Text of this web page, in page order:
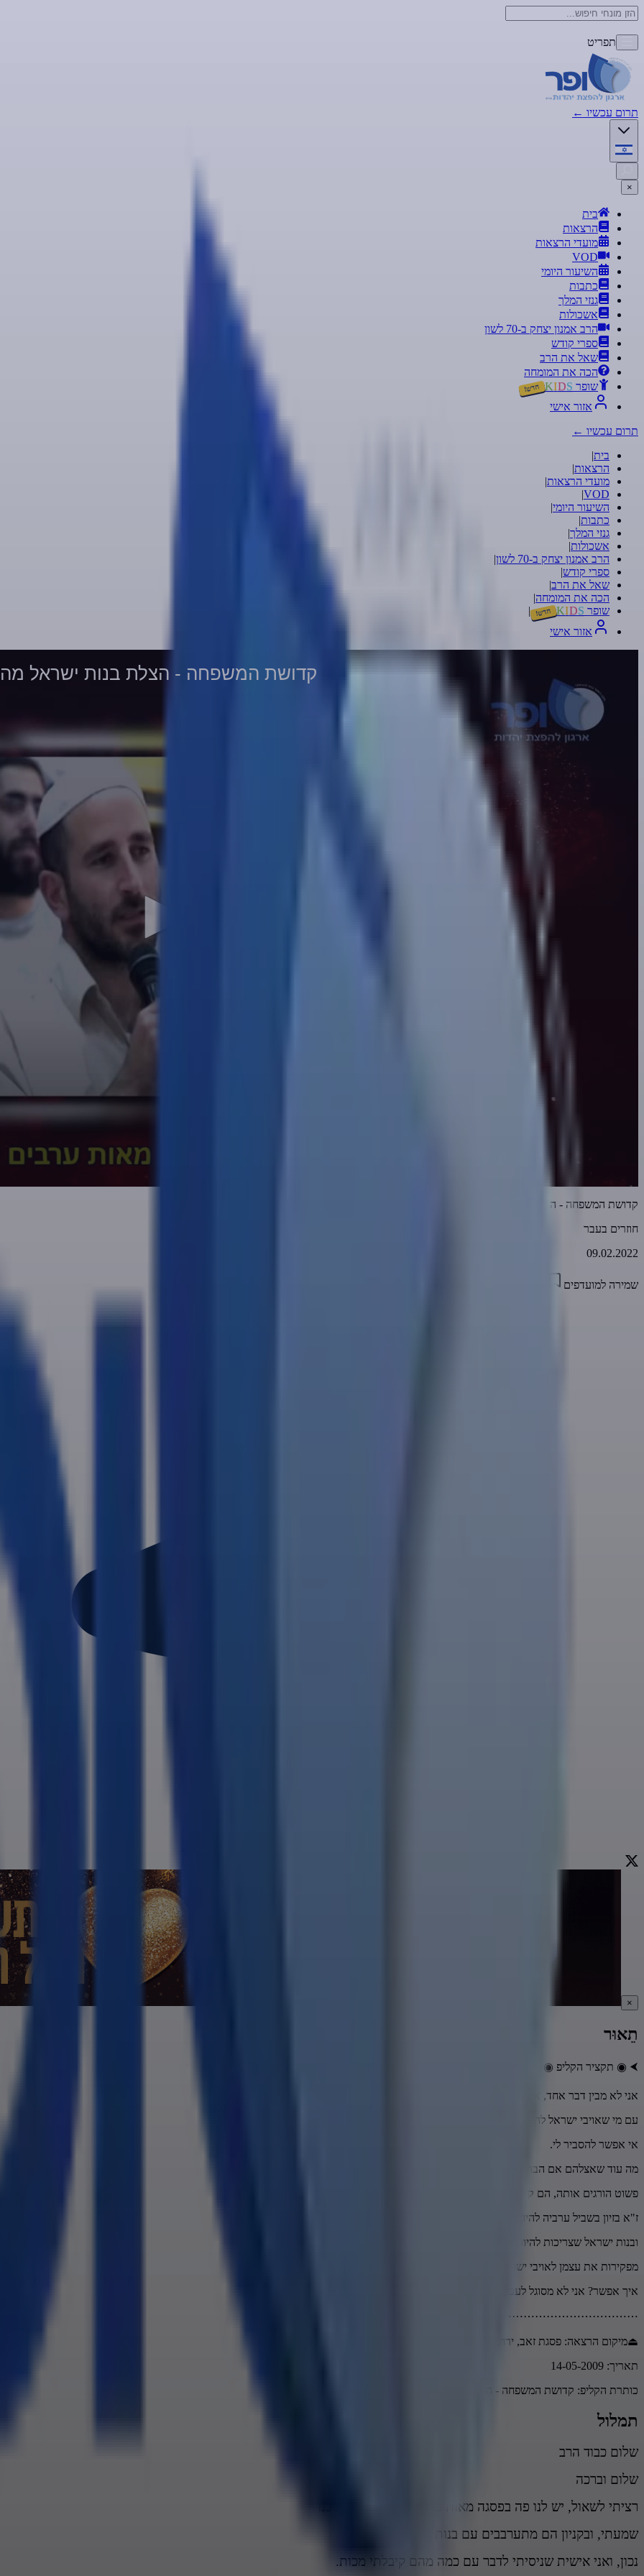
תפריט
תרום עכשיו ←
×
בית
הרצאות
מועדי הרצאות
VOD
השיעור היומי
כתבות
גנזי המלך
אשכולות
הרב אמנון יצחק ב-70 לשון
ספרי קודש
שאל את הרב
הכה את המומחה
שופר
KIDS חדש!
אזור אישי
תרום עכשיו ←
בית|
הרצאות|
מועדי הרצאות|
VOD
|
השיעור היומי|
כתבות|
גנזי המלך|
אשכולות|
הרב אמנון יצחק ב-70 לשון
|
ספרי קודש|
שאל את הרב|
הכה את המומחה|
שופר
KIDS חדש! |
אזור אישי
קדושת המשפחה - הצלת בנות ישראל מהאויבים [פסגת
קדושת המשפחה - הצלת בנות ישראל מהאויבים [פסגת זאב 2009] | חוזרים בעבר
חוזרים בעבר
09.02.2022
שמירה למועדפים
×
תֵאוּר
⮜ ◉ תקציר הקליפ ◉ ➤
אני לא מבין דבר אחד, איך בת ישראל מסוגלת
עם מי שאויבי ישראל להיות בחיבור, לא מבין את זה בכלל
אי אפשר להסביר לי.
מה עוד שאצלהם אם הבת שלהם תצא עם ישראלי הם הורגים אותה
פשוט הורגים אותה, הם קוראים לזה קדושת המשפחה.
ז"א בזיון בשביל ערביה להיות עם ישראלי, עם יהודי
ובנות ישראל שצריכות להיות הכי קדושות, הכי צנועות
מפקירות את עצמן לאויבי ישראל
איך אפשר? אני לא מסוגל לעכל את זה. לא מסוגל.
⋯⋯⋯⋯⋯⋯⋯⋯⋯⋯⋯⋯⋯
⏏מיקום הרצאה: פסגת זאב, ירושלים
תאריך: 14-05-2009
כותרת הקליפ: קדושת המשפחה - הצלת בנות ישראל מהאויבים!
תמלול
שלום כבוד הרב
שלום וברכה
רציתי לשאול, יש לנו פה בפסגה מאות ערבים שגרים פה בתוכנו
שמעתי, ובקניון הם מתערבבים עם בנות ישראל
נכון, ואני אישית שניסיתי לדבר עם כמה מהם קיבלתי מכות.